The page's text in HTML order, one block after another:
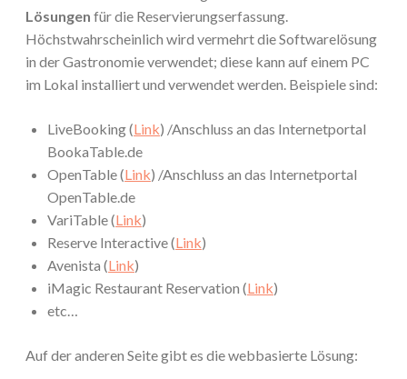
Lösungen für die Reservierungserfassung.
Höchstwahrscheinlich wird vermehrt die Softwarelösung
in der Gastronomie verwendet; diese kann auf einem PC
im Lokal installiert und verwendet werden. Beispiele sind:
LiveBooking (Link) /Anschluss an das Internetportal
BookaTable.de
OpenTable (Link) /Anschluss an das Internetportal
OpenTable.de
VariTable (Link)
Reserve Interactive (Link)
Avenista (Link)
iMagic Restaurant Reservation (Link)
etc…
Auf der anderen Seite gibt es die webbasierte Lösung: